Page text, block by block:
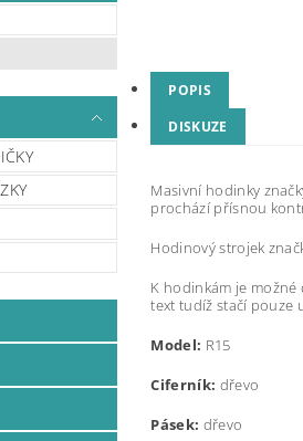
POPIS
DISKUZE
Masivní hodinky
prochází přísnou
Hodinový strojek
K hodinkám je
text tudíž stačí pouze
Model: R15
Ciferník: dřevo
Pásek: dřevo